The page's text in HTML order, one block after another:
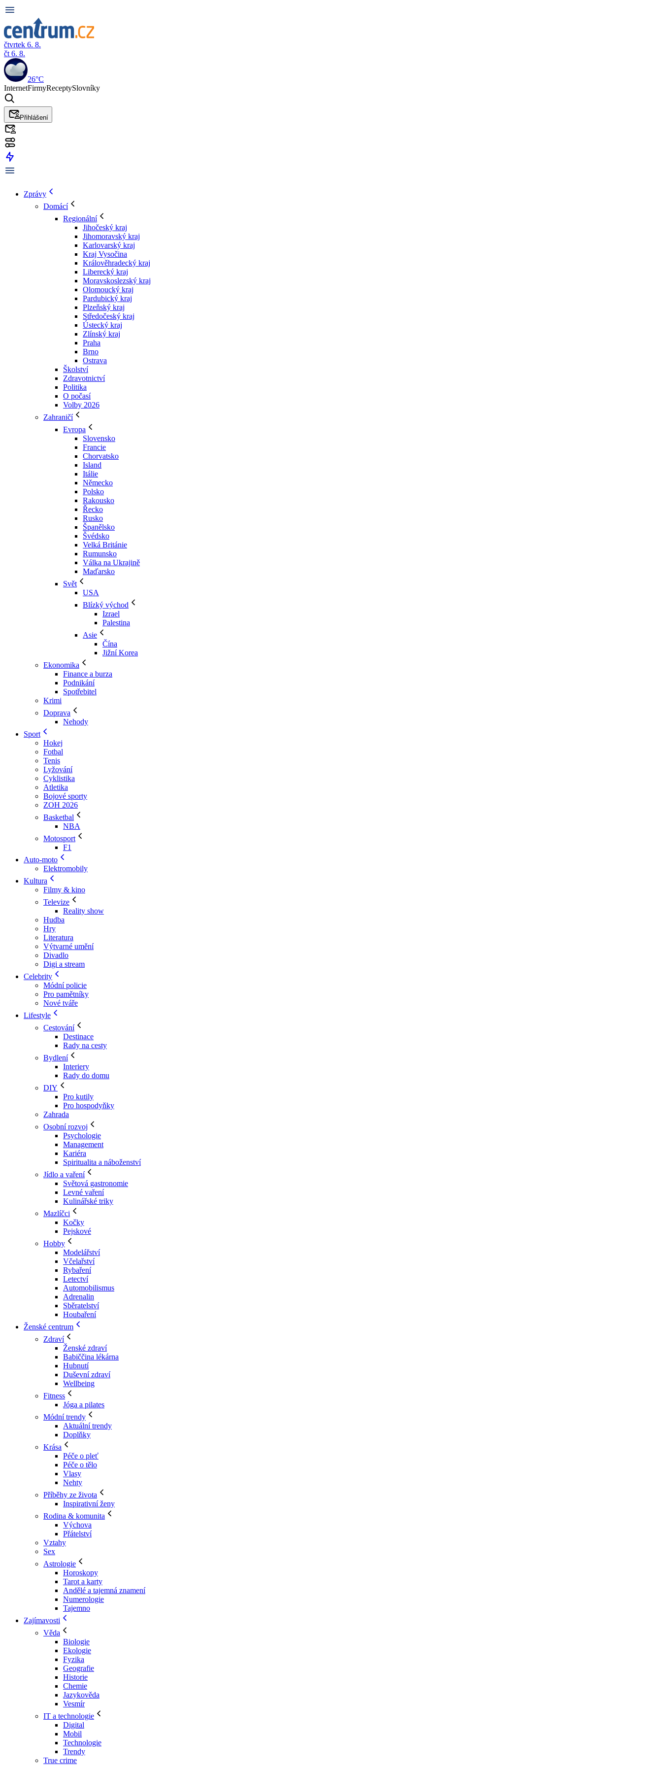
čtvrtek 6. 8.
čt 6. 8.
26°C
InternetFirmyReceptySlovníky
Přihlášení
Zprávy
Domácí
Regionální
Jihočeský kraj
Jihomoravský kraj
Karlovarský kraj
Kraj Vysočina
Králověhradecký kraj
Liberecký kraj
Moravskoslezský kraj
Olomoucký kraj
Pardubický kraj
Plzeňský kraj
Středočeský kraj
Ústecký kraj
Zlínský kraj
Praha
Brno
Ostrava
Školství
Zdravotnictví
Politika
O počasí
Volby 2026
Zahraničí
Evropa
Slovensko
Francie
Chorvatsko
Island
Itálie
Německo
Polsko
Rakousko
Řecko
Rusko
Španělsko
Švédsko
Velká Británie
Rumunsko
Válka na Ukrajině
Maďarsko
Svět
USA
Blízký východ
Izrael
Palestina
Asie
Čína
Jižní Korea
Ekonomika
Finance a burza
Podnikání
Spotřebitel
Krimi
Doprava
Nehody
Sport
Hokej
Fotbal
Tenis
Lyžování
Cyklistika
Atletika
Bojové sporty
ZOH 2026
Basketbal
NBA
Motosport
F1
Auto-moto
Elektromobily
Kultura
Filmy & kino
Televize
Reality show
Hudba
Hry
Literatura
Výtvarné umění
Divadlo
Digi a stream
Celebrity
Módní policie
Pro pamětníky
Nové tváře
Lifestyle
Cestování
Destinace
Rady na cesty
Bydlení
Interiery
Rady do domu
DIY
Pro kutily
Pro hospodyňky
Zahrada
Osobní rozvoj
Psychologie
Management
Kariéra
Spiritualita a náboženství
Jídlo a vaření
Světová gastronomie
Levné vaření
Kulinářské triky
Mazlíčci
Kočky
Pejskové
Hobby
Modelářství
Včelařství
Rybaření
Letectví
Automobilismus
Adrenalin
Sběratelství
Houbaření
Ženské centrum
Zdraví
Ženské zdraví
Babiččina lékárna
Hubnutí
Duševní zdraví
Wellbeing
Fitness
Jóga a pilates
Módní trendy
Aktuální trendy
Doplňky
Krása
Péče o pleť
Péče o tělo
Vlasy
Nehty
Příběhy ze života
Inspirativní ženy
Rodina & komunita
Výchova
Přátelství
Vztahy
Sex
Astrologie
Horoskopy
Tarot a karty
Andělé a tajemná znamení
Numerologie
Tajemno
Zajímavosti
Věda
Biologie
Ekologie
Fyzika
Geografie
Historie
Chemie
Jazykověda
Vesmír
IT a technologie
Digital
Mobil
Technologie
Trendy
True crime